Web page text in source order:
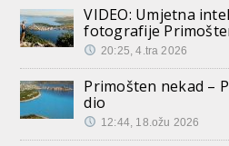
VIDEO: Umjetna
fotografije
20:25, 4.tra 2026
Primošten nekad –
dio
12:44, 18.ožu 2026